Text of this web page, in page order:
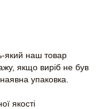
який наш товар
якщо виріб не був
упаковка.
якості